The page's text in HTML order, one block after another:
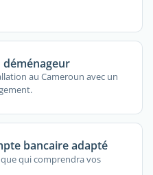
au Cameroun avec un
bancaire adapté
qui comprendra vos